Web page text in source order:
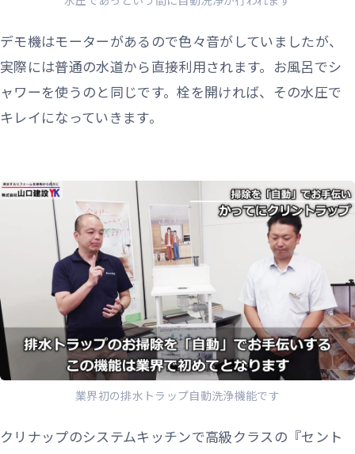
デモ機はモーターがあるので色々音がしていましたが、
実際には普通の水道から直接利用されます。お風呂でシ
ャワーを使うのと同じです。栓を開ければ、その水圧で
キレイになっていきます。
業界初の排水トラップ自動洗浄機能です
クリナップのシステムキッチンで高級クラスの『セント